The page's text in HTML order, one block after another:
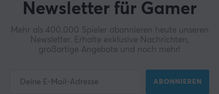
Newsletter für Gamer
Mehr als 400.000 Spieler abonnieren heute unseren
Newsletter. Erhalte exklusive Nachrichten,
großartige Angebote und noch mehr!
ABONNIEREN